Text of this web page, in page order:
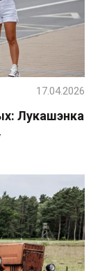
Лукашэнка
17.04.2026